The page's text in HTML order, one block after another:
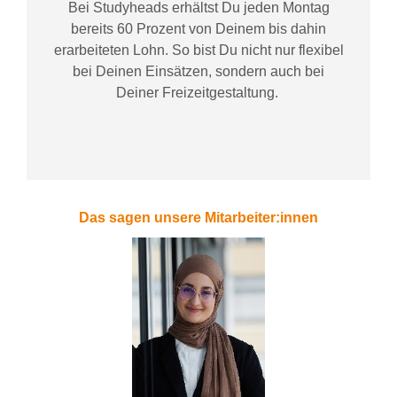
Bei Studyheadserhältst Du jeden Montag
bereits 60 Prozent von Deinem bis dahin
erarbeiteten Lohn. So bist Du nicht nur flexibel
bei Deinen Einsätzen, sondern auch bei
DeinerFreizeitgestaltung.
Das sagen unsere Mitarbeiter:innen